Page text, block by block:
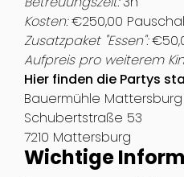
Kosten:€250,00
Zusatzpaket "Essen":
Aufpreis pro weiterem
Hier finden die Partys
Bauermühle Mattersburg
Schubertstraße 53
7210 Mattersburg
Wichtige